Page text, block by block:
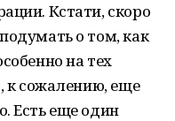
Кстати, скоро
о том, как
на тех
к сожалению, еще
Есть еще один